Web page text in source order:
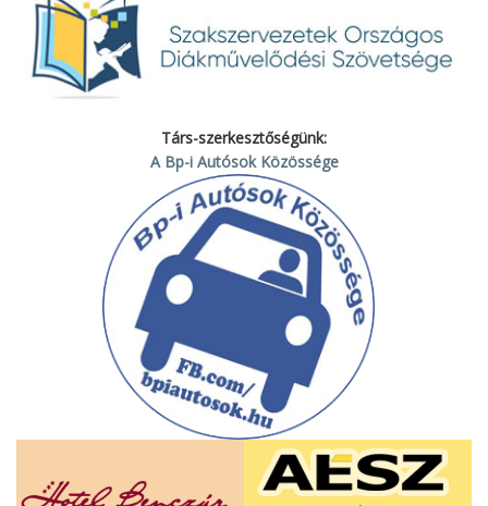
Társ-szerkesztőségünk:
A Bp-i Autósok Közössége